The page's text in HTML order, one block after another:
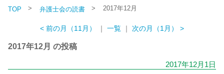
TOP > 弁護士会の読書 > 2017年12月
< 前の月（11月） ｜ 一覧 ｜ 次の月（1月） >
2017年12月 の投稿
2017年12月1日